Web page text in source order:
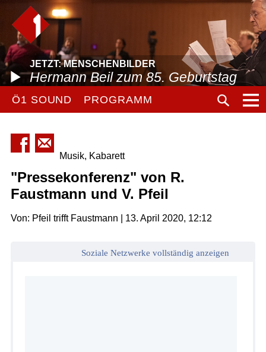
JETZT: MENSCHENBILDER
Hermann Beil zum 85. Geburtstag
Ö1 SOUND PROGRAMM
Musik, Kabarett
"Pressekonferenz" von R.
Faustmann und V. Pfeil
Von: Pfeil trifft Faustmann | 13. April 2020, 12:12
Soziale Netzwerke vollständig anzeigen